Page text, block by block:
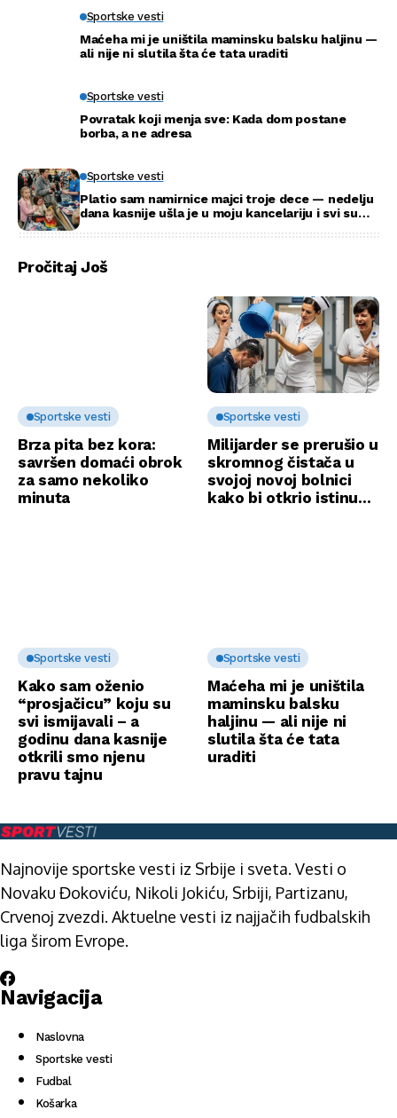
Sportske vesti
Maćeha mi je uništila maminsku balsku haljinu —
ali nije ni slutila šta će tata uraditi
Sportske vesti
Povratak koji menja sve: Kada dom postane
borba, a ne adresa
Sportske vesti
Platio sam namirnice majci troje dece — nedelju
dana kasnije ušla je u moju kancelariju i svi su
Pročitaj Još
Sportske vesti
Brza pita bez kora:
savršen domaći obrok
za samo nekoliko
minuta
Sportske vesti
Milijarder se prerušio u
skromnog čistača u
svojoj novoj bolnici
kako bi otkrio istinu…
Sportske vesti
Kako sam oženio
“prosjačicu” koju su
svi ismijavali – a
godinu dana kasnije
otkrili smo njenu
pravu tajnu
Sportske vesti
Maćeha mi je uništila
maminsku balsku
haljinu — ali nije ni
slutila šta će tata
uraditi
Najnovije sportske vesti iz Srbije i sveta. Vesti o
Novaku Đokoviću, Nikoli Jokiću, Srbiji, Partizanu,
Crvenoj zvezdi. Aktuelne vesti iz najjačih fudbalskih
liga širom Evrope.
Navigacija
Naslovna
Sportske vesti
Fudbal
Košarka